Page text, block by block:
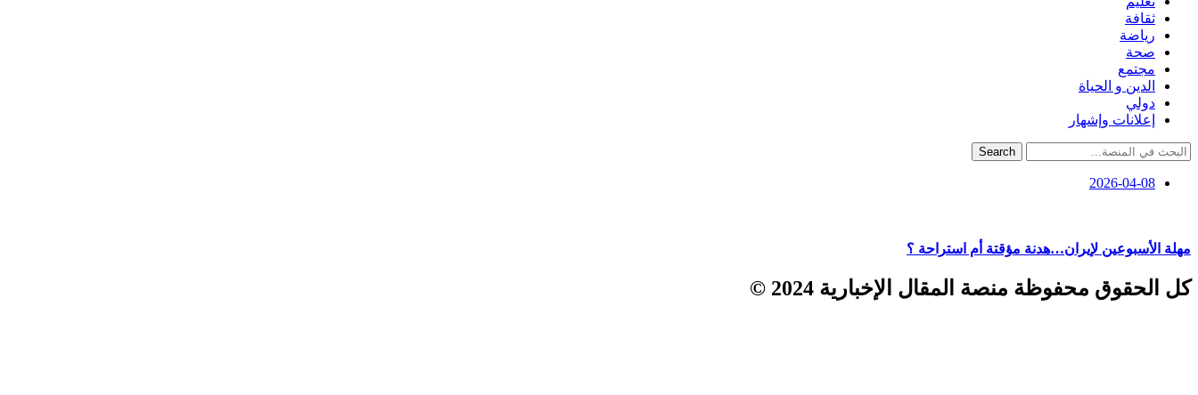
ثقافة
رياضة
صحة
مجتمع
الدين و الحياة
دولي
إعلانات وإشهار
Search
2026-04-08
مهلة الأسبوعين لإيران…هدنة مؤقتة أم استراحة ؟
كل الحقوق محفوظة منصة المقال الإخبارية 2024 ©